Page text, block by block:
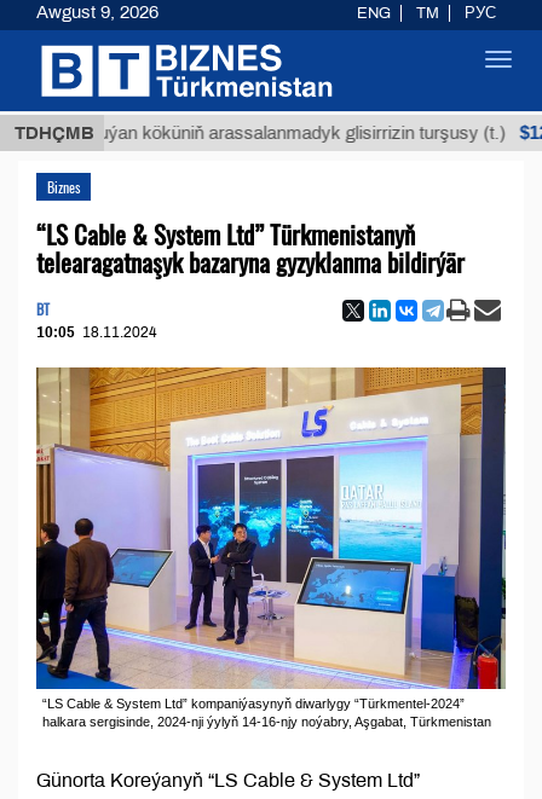
TDHÇMB
Buýan köküniň arassalanmadyk glisirrizin turşusy (t.) $12935,18
Biznes
“LS Cable & System Ltd” Türkmenistanyň
telearagatnaşyk bazaryna gyzyklanma bildirýär
BT
10:05 18.11.2024
“LS Cable & System Ltd” kompaniýasynyň diwarlygy “Türkmentel-2024”
halkara sergisinde, 2024-nji ýylyň 14-16-njy noýabry, Aşgabat, Türkmenistan
Günorta Koreýanyň “LS Cable & System Ltd”
Awgust 9, 2026 ENG TM РУС